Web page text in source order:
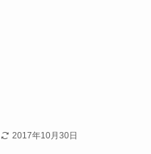
2017年10月30日